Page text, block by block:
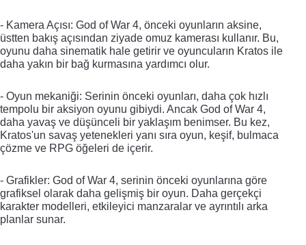
- Kamera Açısı: God of War 4, önceki oyunların aksine,
üstten bakış açısından ziyade omuz kamerası kullanır. Bu,
oyunu daha sinematik hale getirir ve oyuncuların Kratos ile
daha yakın bir bağ kurmasına yardımcı olur.
- Oyun mekaniği: Serinin önceki oyunları, daha çok hızlı
tempolu bir aksiyon oyunu gibiydi. Ancak God of War 4,
daha yavaş ve düşünceli bir yaklaşım benimser. Bu kez,
Kratos'un savaş yetenekleri yanı sıra oyun, keşif, bulmaca
çözme ve RPG öğeleri de içerir.
- Grafikler: God of War 4, serinin önceki oyunlarına göre
grafiksel olarak daha gelişmiş bir oyun. Daha gerçekçi
karakter modelleri, etkileyici manzaralar ve ayrıntılı arka
planlar sunar.